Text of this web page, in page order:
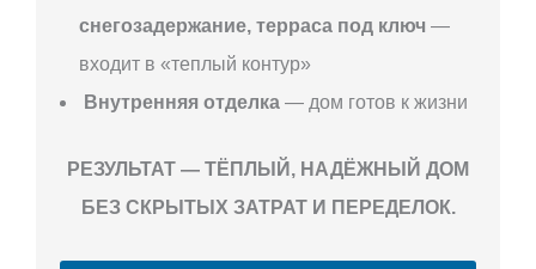
снегозадержание, терраса под ключ —
входит в «теплый контур»
Внутренняя отделка — дом готов к жизни
РЕЗУЛЬТАТ — ТЁПЛЫЙ, НАДЁЖНЫЙ ДОМ
БЕЗ СКРЫТЫХ ЗАТРАТ И ПЕРЕДЕЛОК.